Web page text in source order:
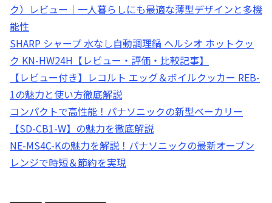
ク）レビュー｜一人暮らしにも最適な薄型デザインと多機
能性
SHARP シャープ 水なし自動調理鍋 ヘルシオ ホットクッ
ク KN-HW24H【レビュー・評価・比較記事】
【レビュー付き】レコルト エッグ＆ボイルクッカー REB-
1の魅力と使い方徹底解説
コンパクトで高性能！パナソニックの新型ベーカリー
【SD-CB1-W】の魅力を徹底解説
NE-MS4C-Kの魅力を解説！パナソニックの最新オーブン
レンジで時短＆節約を実現